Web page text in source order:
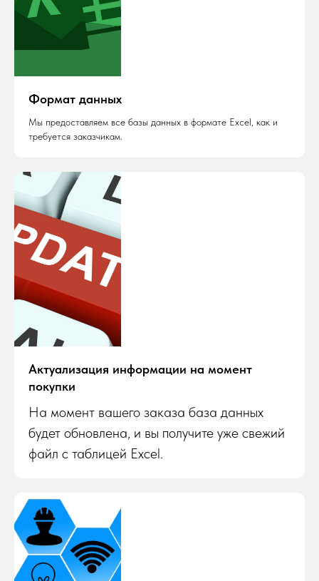
Формат данных
Мы предоставляем все базы данных в формате Excel, как и
требуется заказчикам.
Актуализация информации на момент
покупки
На момент вашего заказа база данных
будет обновлена, и вы получите уже свежий
файл с таблицей Excel.